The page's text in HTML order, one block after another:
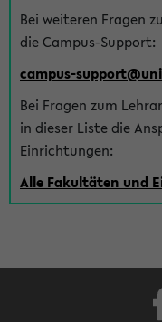
Bei weiteren Fragen
die Campus-Support:
campus-
Bei Fragen zum
in dieser Liste die
Einrichtungen:
Alle Fakultäten und